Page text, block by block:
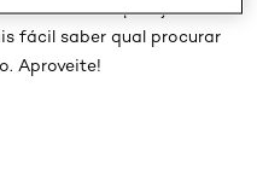
fácil saber qual procurar
Aproveite!